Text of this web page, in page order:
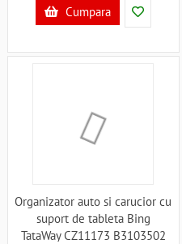
Cumpara
Organizator auto si carucior cu
suport de tableta Bing
TataWay CZ11173 B3103502